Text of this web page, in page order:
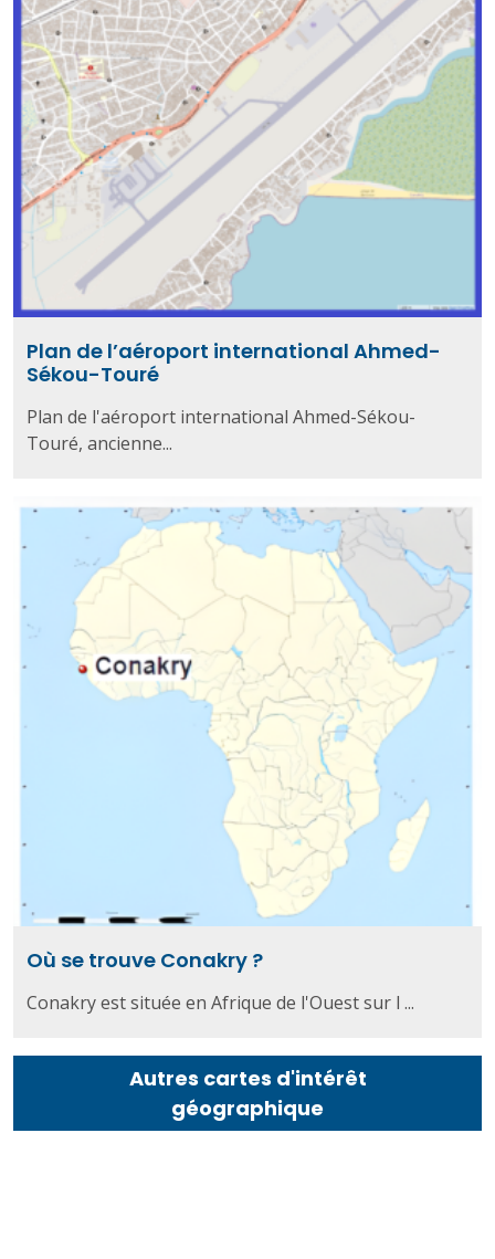
Plan de l’aéroport international Ahmed-
Sékou-Touré
Plan de l'aéroport international Ahmed-Sékou-
Touré, ancienne...
Où se trouve Conakry ?
Conakry est située en Afrique de l'Ouest sur l ...
Autres cartes d'intérêt
géographique